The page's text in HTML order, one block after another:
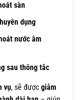
sàn
dụng
nước âm
sau thông tắc
vụ, sẽ được giảm